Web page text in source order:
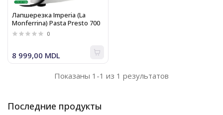
Последние продукты
Лапшерезка Imperia (La
Monferrina) Pasta Presto 700
0
8 999,00 MDL
Показаны 1-1 из 1 результатов